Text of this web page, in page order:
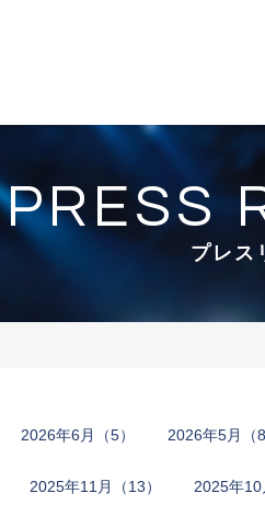
PRESS
プレス
2​0​2​6​年6月​（5） 2​0​2​6​年5月​（8
2​0​2​5​年​11月​（13） 2​0​2​5​年​10